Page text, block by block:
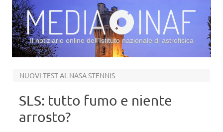
Il notiziario online dell’Istituto nazionale di astrofisica
NUOVI TEST AL NASA STENNIS
SLS: tutto fumo e niente
arrosto?